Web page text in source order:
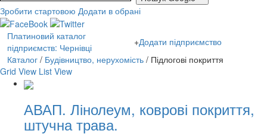
Зробити стартовою Додати в обрані
Платиновий каталог
підприємств: Чернівці
+Додати підприємство
Кaталог/ Будівництво, нерухомість / Підлогові покриття
Grid View List View
АВАП. Лінолеум, коврові покриття,
штучна трава.